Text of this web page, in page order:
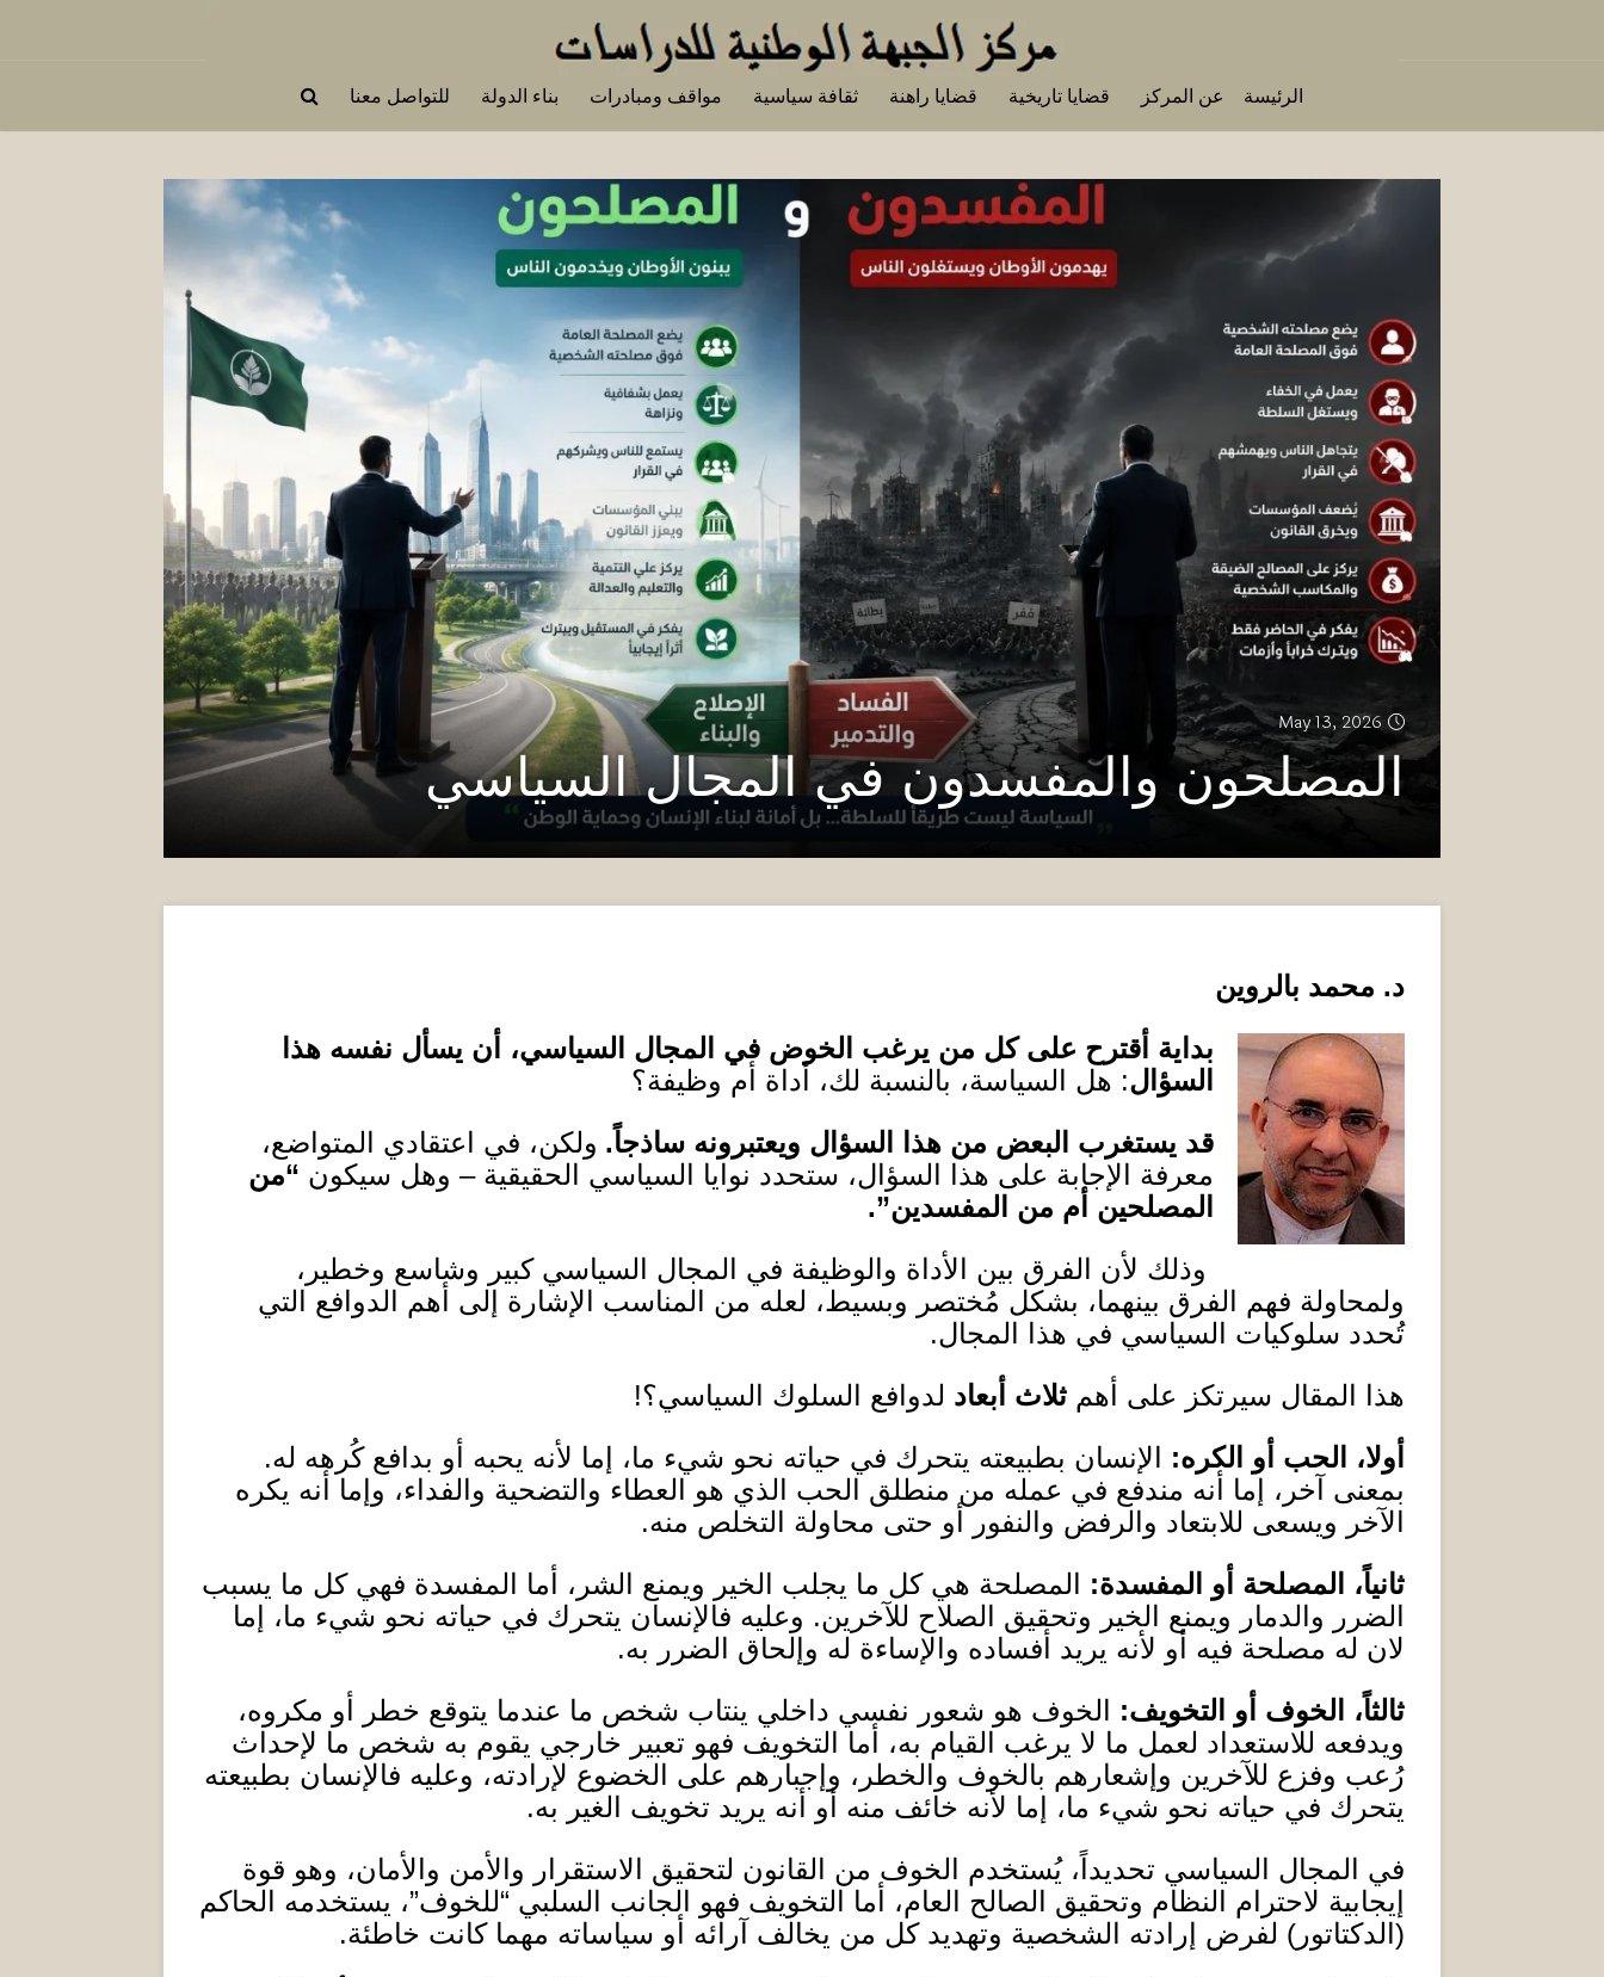
الرئيسة عن المركز قضايا تاريخية قضايا راهنة ثقافة سياسية مواقف ومبادرات بناء الدولة للتواصل معنا
May 13, 2026
المصلحون والمفسدون في المجال السياسي
د. محمد بالروين
بداية أقترح على كل من يرغب الخوض في المجال السياسي، أن يسأل نفسه هذا
السؤال: هل السياسة، بالنسبة لك، أداة أم وظيفة؟
قد يستغرب البعض من هذا السؤال ويعتبرونه ساذجاً. ولكن، في اعتقادي المتواضع،
معرفة الإجابة على هذا السؤال، ستحدد نوايا السياسي الحقيقية – وهل سيكون “من
المصلحين أم من المفسدين”.
وذلك لأن الفرق بين الأداة والوظيفة في المجال السياسي كبير وشاسع وخطير،
ولمحاولة فهم الفرق بينهما، بشكل مُختصر وبسيط، لعله من المناسب الإشارة إلى أهم الدوافع التي
تُحدد سلوكيات السياسي في هذا المجال.
هذا المقال سيرتكز على أهم ثلاث أبعاد لدوافع السلوك السياسي؟!
أولا، الحب أو الكره: الإنسان بطبيعته يتحرك في حياته نحو شيء ما، إما لأنه يحبه أو بدافع كُرهه له.
بمعنى آخر، إما أنه مندفع في عمله من منطلق الحب الذي هو العطاء والتضحية والفداء، وإما أنه يكره
الآخر ويسعى للابتعاد والرفض والنفور أو حتى محاولة التخلص منه.
ثانياً، المصلحة أو المفسدة: المصلحة هي كل ما يجلب الخير ويمنع الشر، أما المفسدة فهي كل ما يسبب
الضرر والدمار ويمنع الخير وتحقيق الصلاح للخرين. وعليه فالنسان يتحرك في حياته نحو شيء ما، إما
لان له مصلحة فيه أو لنه يريد أفساده والساءة له وإلحاق الضرر به.
ثالثاً، الخوف أو التخويف: الخوف هو شعور نفسي داخلي ينتاب شخص ما عندما يتوقع خطر أو مكروه،
ويدفعه للاستعداد لعمل ما لا يرغب القيام به، أما التخويف فهو تعبير خارجي يقوم به شخص ما لإحداث
رُعب وفزع للآخرين وإشعارهم بالخوف والخطر، وإجبارهم على الخضوع لإرادته، وعليه فالإنسان بطبيعته
يتحرك في حياته نحو شيء ما، إما لأنه خائف منه أو أنه يريد تخويف الغير به.
في المجال السياسي تحديداً، يُستخدم الخوف من القانون لتحقيق الاستقرار والأمن والأمان، وهو قوة
إيجابية لاحترام النظام وتحقيق الصالح العام، أما التخويف فهو الجانب السلبي “للخوف”، يستخدمه الحاكم
(الدكتاتور ) لفرض إرادته الشخصية وتهديد كل من يخالف آرائه أو سياساته مهما كانت خاطئة.